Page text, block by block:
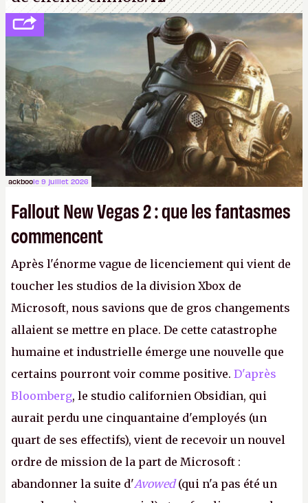
ackboole 9 juillet 2026
Fallout New Vegas 2 : que les fantasmes
commencent
Après l'énorme vague de licenciement qui vient de
toucher les studios de la division Xbox de
Microsoft, nous savions que de gros changements
allaient se mettre en place. De cette catastrophe
humaine et industrielle émerge une nouvelle que
certains pourront voir comme positive. D'après
Bloomberg, le studio californien Obsidian, qui
aurait perdu une cinquantaine d'employés (un
quart de ses effectifs), vient de recevoir un nouvel
ordre de mission de la part de Microsoft :
abandonner la suite d'Avowed(qui n'a pas été un